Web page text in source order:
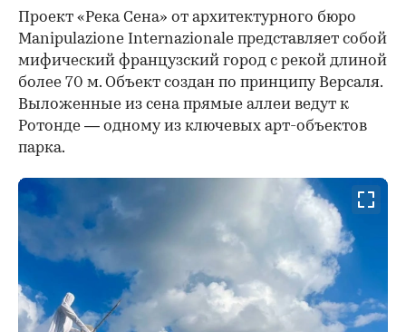
00:00
Проект «Река Сена» от архитектурного бюро
Manipulazione Internazionale представляет собой
мифический французский город с рекой длиной
более 70 м. Объект создан по принципу Версаля.
Выложенные из сена прямые аллеи ведут к
Ротонде — одному из ключевых арт-объектов
парка.